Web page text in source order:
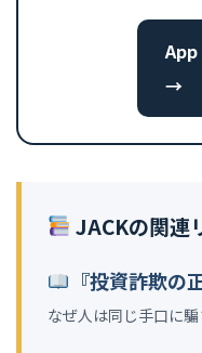
App
→
JACKの関連
『投資詐欺の
なぜ人は同じ手口に